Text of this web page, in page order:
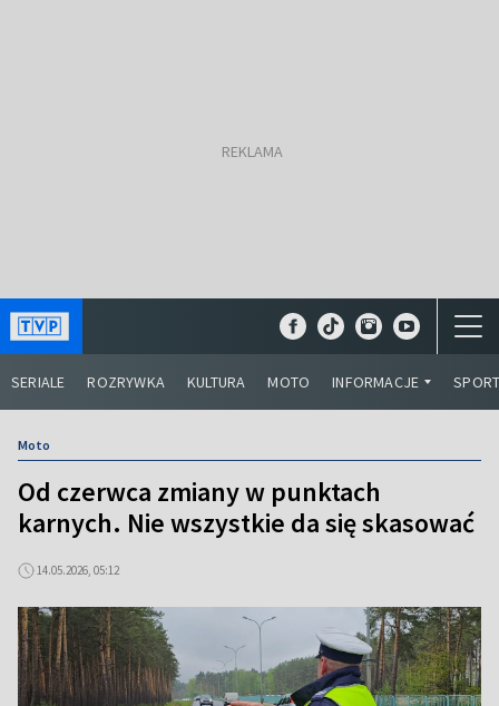
SERIALE ROZRYWKA KULTURA MOTO INFORMACJE
Moto
Od czerwca zmiany w punktach
karnych. Nie wszystkie da się skasować
14.05.2026, 05:12